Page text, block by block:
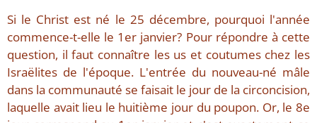
Si le Christ est né le 25 décembre, pourquoi l'année
commence-t-elle le 1er janvier? Pour répondre à cette
question, il faut connaître les us et coutumes chez les
Israëlites de l'époque. L'entrée du nouveau-né mâle
dans la communauté se faisait le jour de la circoncision,
laquelle avait lieu le huitième jour du poupon. Or, le 8e